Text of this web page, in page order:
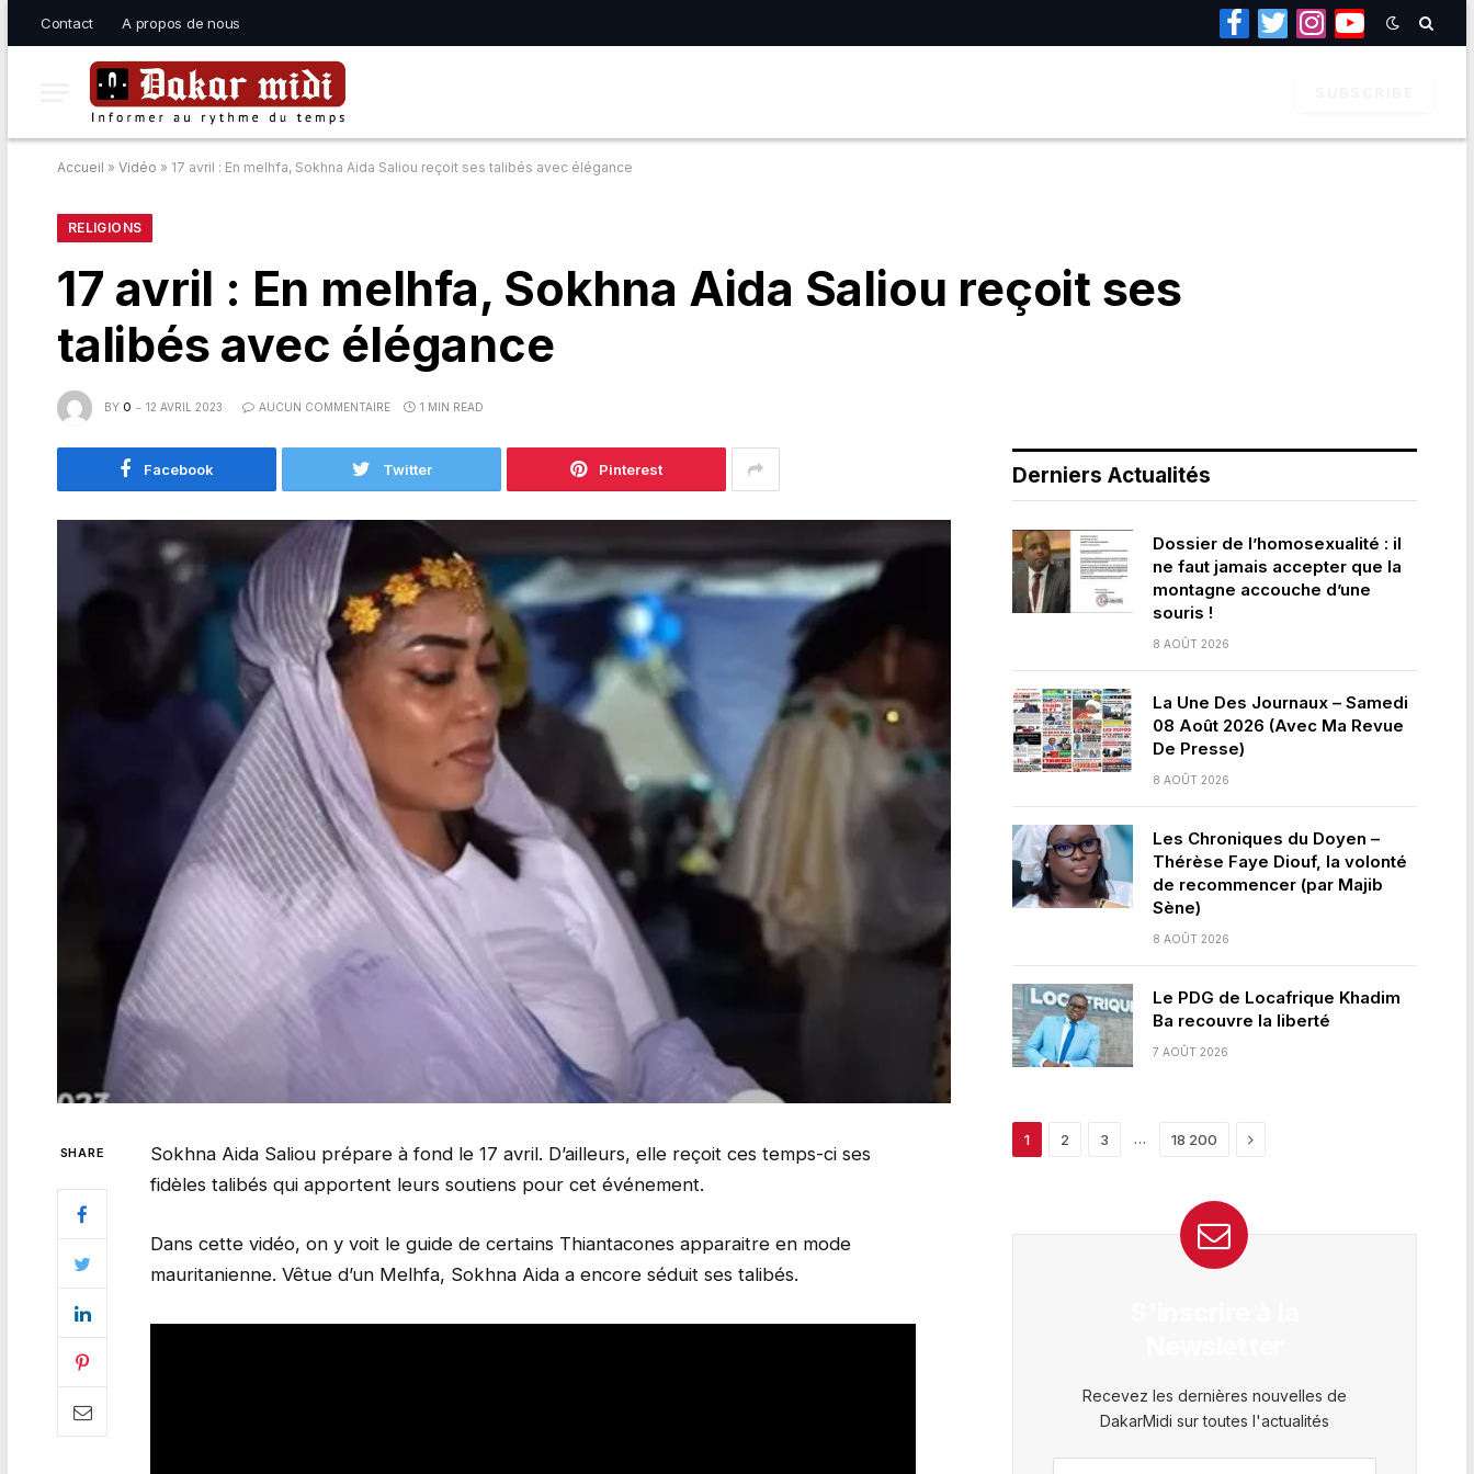
Contact A propos de nous
Facebook
TwitterInstagramYouTube
Accueil » Vidéo » 17 avril : En melhfa, Sokhna Aida Saliou reçoit ses talibés avec élégance
RELIGIONS
17 avril : En melhfa, Sokhna Aida Saliou reçoit ses
talibés avec élégance
BY O 12 AVRIL 2023 AUCUN COMMENTAIRE 1 MIN READ
Facebook Twitter Pinterest
SHARE
Sokhna Aida Saliou prépare à fond le 17 avril. D’ailleurs, elle reçoit ces temps-ci ses
fidèles talibés qui apportent leurs soutiens pour cet événement.
Dans cette vidéo, on y voit le guide de certains Thiantacones apparaitre en mode
mauritanienne. Vêtue d’un Melhfa, Sokhna Aida a encore séduit ses talibés.
Derniers Actualités
Dossier de l’homosexualité : il
ne faut jamais accepter que la
montagne accouche d’une
souris !
8 AOÛT 2026
La Une Des Journaux – Samedi
08 Août 2026 (Avec Ma Revue
De Presse)
8 AOÛT 2026
Les Chroniques du Doyen –
Thérèse Faye Diouf, la volonté
de recommencer (par Majib
Sène)
8 AOÛT 2026
Le PDG de Locafrique Khadim
Ba recouvre la liberté
7 AOÛT 2026
1 2 3 … 18 200 Next
Recevez les dernières nouvelles de
DakarMidi sur toutes l'actualités